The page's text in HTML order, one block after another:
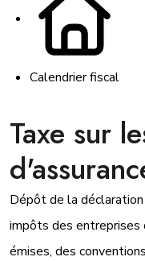
Calendrier fiscal
Taxe sur
Dépôt de la
impôts des entreprises
émises, des